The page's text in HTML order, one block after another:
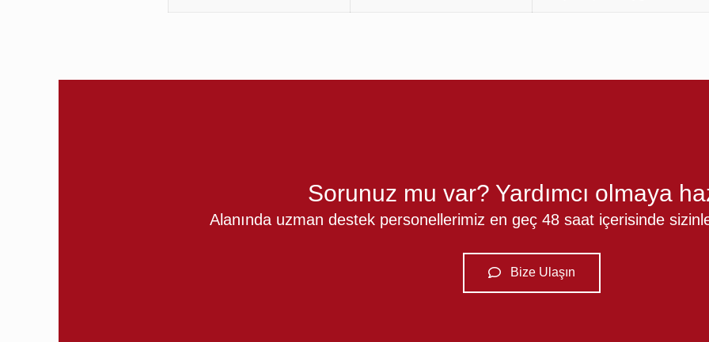
Sorunuz mu var? Yardımcı olmaya
Alanında uzman destek personellerimiz en geç 48 saat içerisinde
Bize Ulaşın